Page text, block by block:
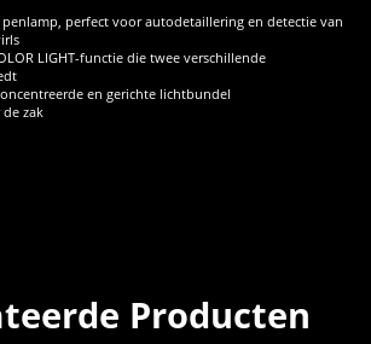
perfect voor autodetaillering en detectie van
LIGHT-functie die twee verschillende
en gerichte lichtbundel
zak
Producten